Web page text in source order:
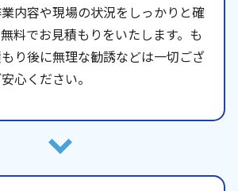
内容や現場の状況をしっかりと確
料でお見積もりをいたします。も
り後に無理な勧誘などは一切ござ
心ください。